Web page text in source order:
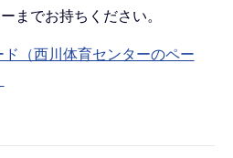
までお持ちください。
（西川体育センターのペー